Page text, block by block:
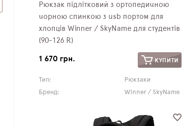
Рюкзак підлітковий з ортопедичною
чорною спинкою з usb портом для
хлопців Winner / SkyName для студентів
(90-126 R)
1 670 грн. КУПИТИ
Тип:
Рюкзаки
Бренд:
Winner / SkyName